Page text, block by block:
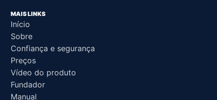
MAIS LINKS
Início
Sobre
Confiança e segurança
Preços
Vídeo do produto
Fundador
Manual